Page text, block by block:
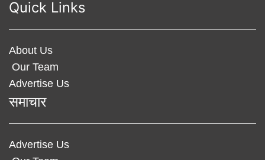
Quick Links
About Us
Our Team
Advertise Us
समाचार
Advertise Us